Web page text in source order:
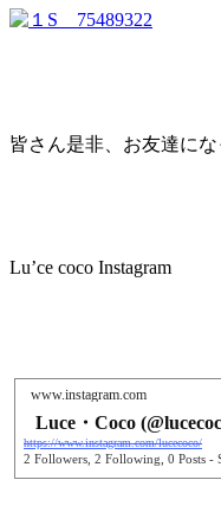
皆さん是非、お友達にな
Lu’ce coco Instagram
www.instagram.com
Luce・Coco
https://www.instagram.com/lucecoco/
2 Followers, 2 Following, 0 Posts -